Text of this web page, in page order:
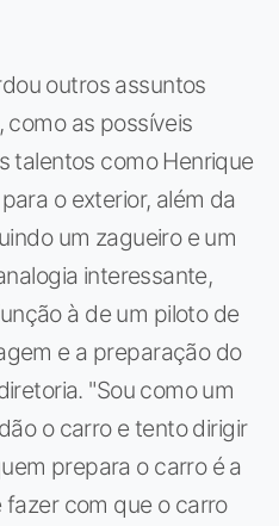
outros assuntos
como as possíveis
talentos como Henrique
o exterior, além da
um zagueiro e um
interessante,
à de um piloto de
e a preparação do
"Sou como um
o carro e tento dirigir
prepara o carro é a
com que o carro